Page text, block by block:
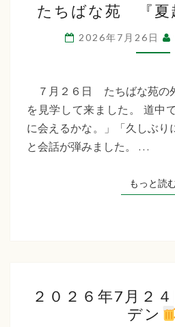
ち
ば
な
『
越
祭
物
たちばな苑 『夏
2026年7月26日
７月２６日 たちばな苑の
を見学して来ました。 道中
に会えるかな。」「久しぶり
と会話が弾みました。 …
もっと読
０
２
２０２６年7月２
デン